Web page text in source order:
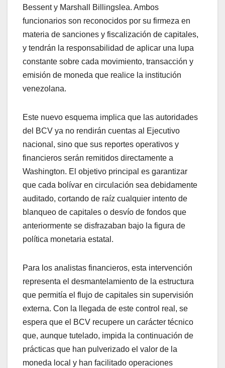
Bessent y Marshall Billingslea. Ambos
funcionarios son reconocidos por su firmeza en
materia de sanciones y fiscalización de capitales,
y tendrán la responsabilidad de aplicar una lupa
constante sobre cada movimiento, transacción y
emisión de moneda que realice la institución
venezolana.
​Este nuevo esquema implica que las autoridades
del BCV ya no rendirán cuentas al Ejecutivo
nacional, sino que sus reportes operativos y
financieros serán remitidos directamente a
Washington. El objetivo principal es garantizar
que cada bolívar en circulación sea debidamente
auditado, cortando de raíz cualquier intento de
blanqueo de capitales o desvío de fondos que
anteriormente se disfrazaban bajo la figura de
política monetaria estatal.
​Para los analistas financieros, esta intervención
representa el desmantelamiento de la estructura
que permitía el flujo de capitales sin supervisión
externa. Con la llegada de este control real, se
espera que el BCV recupere un carácter técnico
que, aunque tutelado, impida la continuación de
prácticas que han pulverizado el valor de la
moneda local y han facilitado operaciones